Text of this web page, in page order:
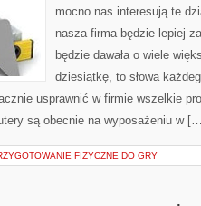
mocno nas interesują te
nasza firma będzie lepiej
będzie dawała o wiele
dziesiątkę, to słowa
usprawnić w firmie wszelkie
są obecnie na wyposażeniu w
FIZYCZNE DO GRY